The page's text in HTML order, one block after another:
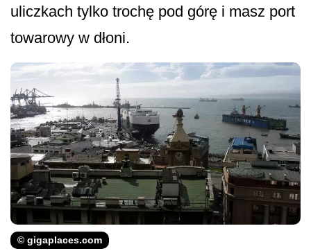
uliczkach tylko trochę pod górę i masz port
towarowy w dłoni.
© gigaplaces.com